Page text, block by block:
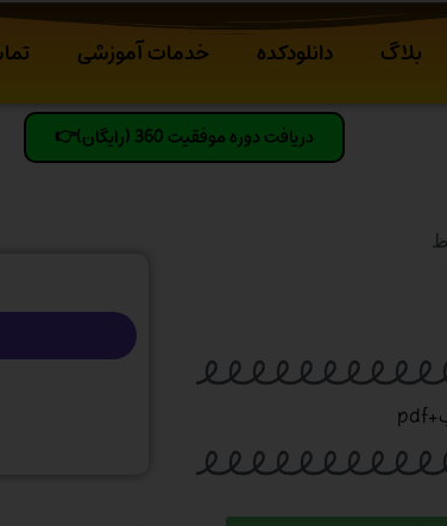
بلاگ دانلودکده خدمات آموزشی
دریافت دوره موفقیت 360 (رایگان)👉